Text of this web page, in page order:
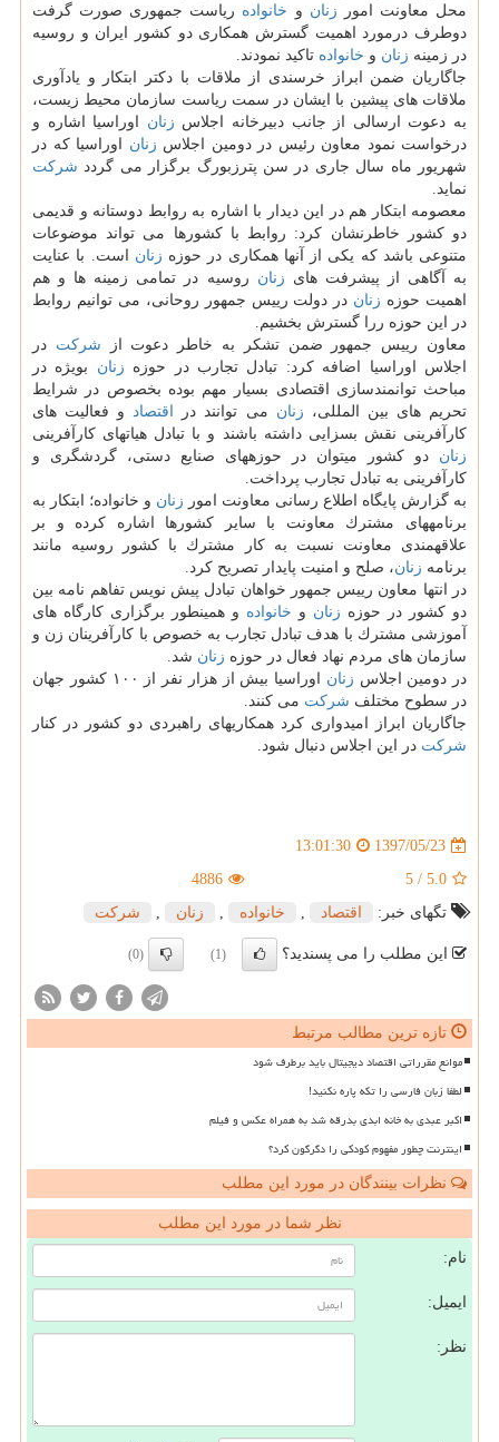
محل معاونت امور زنان و خانواده ریاست جمهوری صورت گرفت
دوطرف درمورد اهمیت گسترش همكاری دو كشور ایران و روسیه
در زمینه زنان و خانواده تاكید نمودند.
جاگاریان ضمن ابراز خرسندی از ملاقات با دكتر ابتكار و یادآوری
ملاقات های پیشین با ایشان در سمت ریاست سازمان محیط زیست،
به دعوت ارسالی از جانب دبیرخانه اجلاس زنان اوراسیا اشاره و
درخواست نمود معاون رئیس در دومین اجلاس زنان اوراسیا كه در
شهریور ماه سال جاری در سن پترزبورگ برگزار می گردد شركت
نماید.
معصومه ابتكار هم در این دیدار با اشاره به روابط دوستانه و قدیمی
دو كشور خاطرنشان كرد: روابط با كشورها می تواند موضوعات
متنوعی باشد كه یكی از آنها همكاری در حوزه زنان است. با عنایت
به آگاهی از پیشرفت های زنان روسیه در تمامی زمینه ها و هم
اهمیت حوزه زنان در دولت رییس جمهور روحانی، می توانیم روابط
در این حوزه ررا گسترش بخشیم.
معاون رییس جمهور ضمن تشكر به خاطر دعوت از شركت در
اجلاس اوراسیا اضافه كرد: تبادل تجارب در حوزه زنان بویژه در
مباحث توانمندسازی اقتصادی بسیار مهم بوده بخصوص در شرایط
تحریم های بین المللی، زنان می توانند در اقتصاد
و فعالیت های
كارآفرینی نقش بسزایی داشته باشند و با تبادل هیاتهای كارآفرینی
زنان دو كشور میتوان در حوزههای صنایع دستی، گردشگری و
كارآفرینی به تبادل تجارب پرداخت.
به گزارش پایگاه اطلاع رسانی معاونت امور زنان و خانواده؛ ابتكار به
برنامههای مشترك معاونت با سایر كشورها اشاره كرده و بر
علاقهمندی معاونت نسبت به كار مشترك با كشور روسیه مانند
برنامه زنان، صلح و امنیت پایدار تصریح كرد.
در انتها معاون رییس جمهور خواهان تبادل پیش نویس تفاهم نامه بین
دو كشور در حوزه زنان و خانواده و همینطور برگزاری كارگاه های
آموزشی مشترك با هدف تبادل تجارب به خصوص با كارآفرینان زن و
سازمان های مردم نهاد فعال در حوزه زنان شد.
در دومین اجلاس زنان
اوراسیا بیش از هزار نفر از ۱۰۰ كشور جهان
در سطوح مختلف شركت می كنند.
جاگاریان ابراز امیدواری كرد همكاریهای راهبردی دو كشور در كنار
شركت در این اجلاس دنبال شود.
1397/05/23
13:01:30
5.0
/
5
4886
تگهای خبر:
اقتصاد , خانواده , زنان , شركت
این مطلب را می پسندید؟ (1)
(0)
تازه ترین مطالب مرتبط
موانع مقرراتی اقتصاد دیجیتال باید برطرف شود
لطفا زبان فارسی را تکه پاره نکنید!
اکبر عبدی به خانه ابدی بدرقه شد به همراه عکس و فیلم
اینترنت چطور مفهوم کودکی را دگرگون کرد؟
نظرات بینندگان در مورد این مطلب
نظر شما در مورد این مطلب
نام:
ایمیل:
نظر: